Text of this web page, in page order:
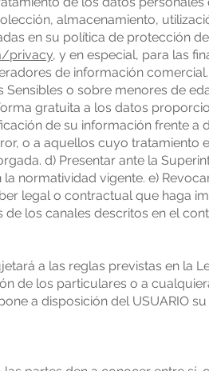
almacenamiento,
en su política de protección
privacy, y en especial, para las
de información
o sobre menores de
gratuita a los datos
de su información frente a
o a aquellos cuyo tratamiento
d) Presentar ante la
normatividad vigente. e)
legal o contractual que haga
los canales descritos en el
a las reglas previstas en la
de los particulares o a
a disposición del USUARIO